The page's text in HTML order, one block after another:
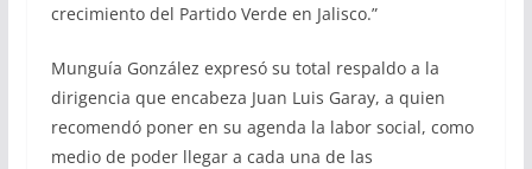
crecimiento del Partido Verde en Jalisco.”
Munguía González expresó su total respaldo a la
dirigencia que encabeza Juan Luis Garay, a quien
recomendó poner en su agenda la labor social, como
medio de poder llegar a cada una de las